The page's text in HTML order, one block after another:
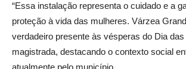
“Essa instalação representa o cuidado e a
proteção à vida das mulheres. Várzea
verdadeiro presente às vésperas do Dia
magistrada, destacando o contexto social
atualmente pelo município.